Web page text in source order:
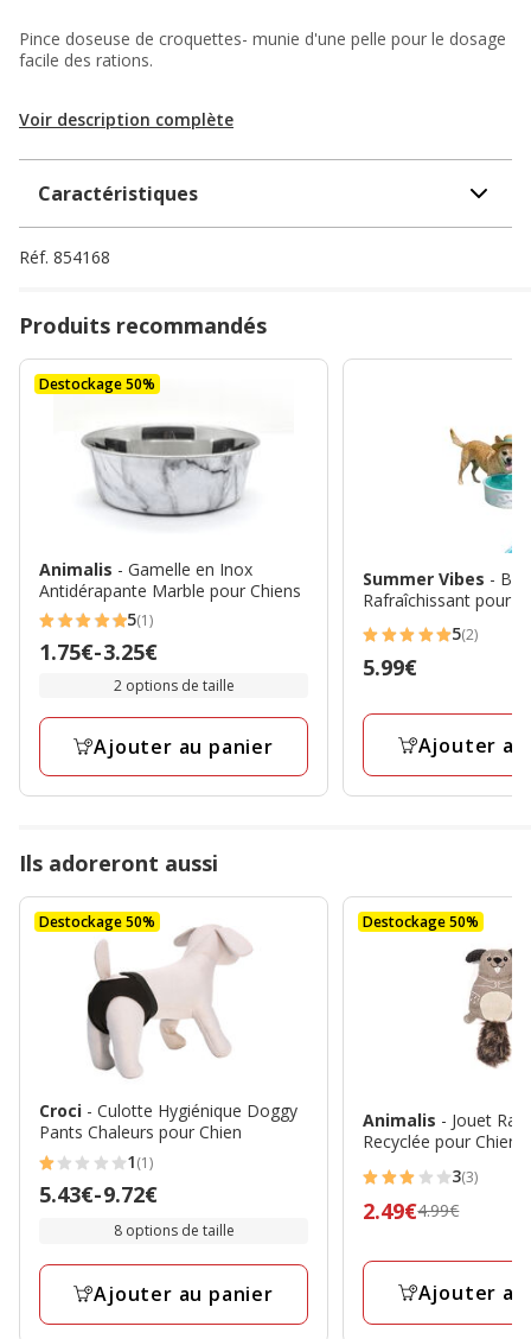
Pince doseuse de croquettes- munie d'une pelle pour le dosage
facile des rations.
Voir description complète
Caractéristiques
Réf. 854168
Produits recommandés
Destockage 50%
Animalis - Gamelle en Inox
Antidérapante Marble pour Chiens
5
étoiles
1
5(1)
Prix
3.25€
1.75€-3.25€
2 options de taille
Ajouter au panier
Summer Vibes - Bol
Rafraîchissant pour
5
étoiles
5(2)
Prix
5.99€
Ajouter
Ils adoreront aussi
Destockage 50%
Croci - Culotte Hygiénique Doggy
Pants Chaleurs pour Chien
1
étoiles
1
1(1)
Prix
à
9.72€
5.43€-9.72€
8 options de taille
Ajouter au panier
Destockage 50%
Animalis - Jouet
Recyclée pour
3
étoiles
3
3(3)
Prix
4.99€,
final
2.49€4.99€
Ajouter